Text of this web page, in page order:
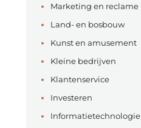
Marketing en reclame
Land- en bosbouw
Kunst en amusement
Kleine bedrijven
Klantenservice
Investeren
Informatietechnologie